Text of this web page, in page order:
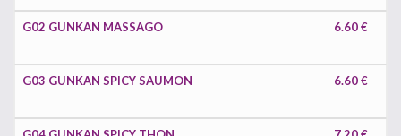
G02 GUNKAN MASSAGO 6.60 €
G03 GUNKAN SPICY SAUMON 6.60 €